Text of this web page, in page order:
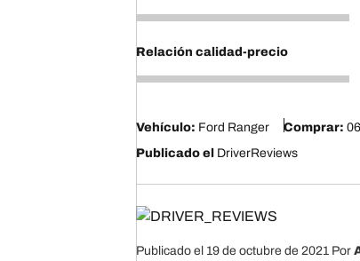
4
Relación calidad-precio
5
Vehículo: Ford Ranger Comprar:
Publicado el DriverReviews
Publicado el 19 de octubre de 2021 Por